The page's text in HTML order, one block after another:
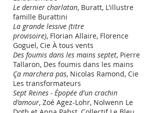
Le dernier charlatan, Buratt, L'illustre
famille Burattini
La grande lessive (titre
provisoire), Florian Allaire, Florence
Goguel, Cie À tous vents
Des foumis dans les mains septet, Pierre
Tallaron, Des foumis dans les mains
Ça marchera pas, Nicolas Ramond, Cie
Les transformateurs
Sept Reines - Épopée d'un crachin
d'amour, Zoé Agez-Lohr, Nolwenn Le